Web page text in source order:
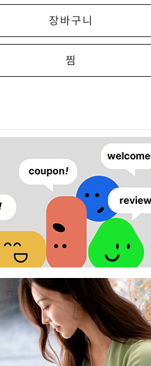
장바구니
찜